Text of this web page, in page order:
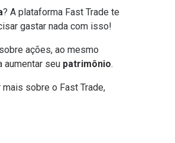
? Aplataforma Fast Trade te
gastar nada com isso!
ações, ao mesmo
aumentar seu patrimônio.
sobre o Fast Trade,